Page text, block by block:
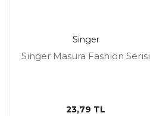
Singer
Singer Masura Fashion Serisi
23,79 TL